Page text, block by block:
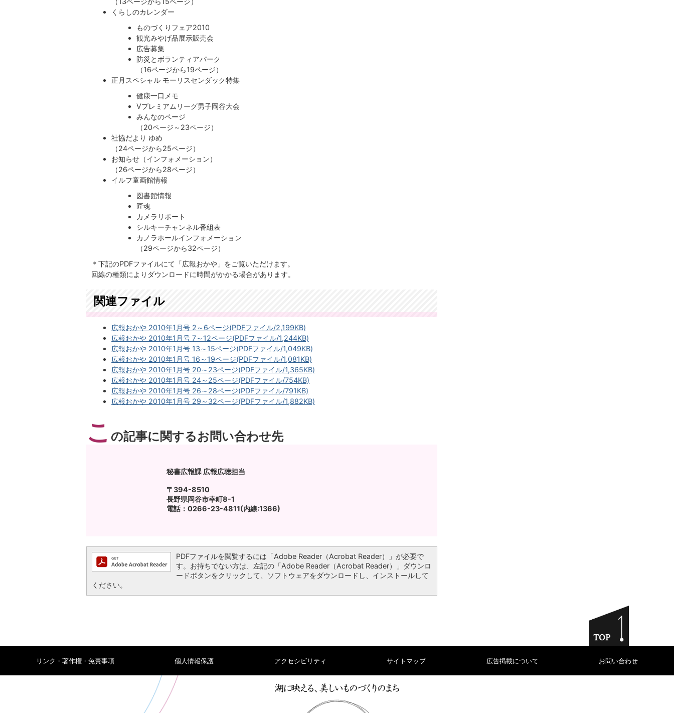
くらしのカレンダー
ものづくりフェア2010
観光みやげ品展示販売会
広告募集
防災とボランティアパーク
（16ページから19ページ）
正月スペシャル モーリスセンダック特集
健康一口メモ
Vプレミアムリーグ男子岡谷大会
みんなのページ
（20ページ～23ページ）
社協だより ゆめ
（24ページから25ページ）
お知らせ（インフォメーション）
​​​​​​​（26ページから28ページ）
イルフ童画館情報
図書館情報
匠魂
カメラリポート
シルキーチャンネル番組表
カノラホールインフォメーション
​​​​​​​（29ページから32ページ）
＊下記のPDFファイルにて「広報おかや」をご覧いただけます。
回線の種類によりダウンロードに時間がかかる場合があります。
関連ファイル
広報おかや 2010年1月号 2～6ページ(PDFファイル/2,199KB)
広報おかや 2010年1月号 7～12ページ(PDFファイル/1,244KB)
広報おかや 2010年1月号 13～15ページ(PDFファイル/1,049KB)
広報おかや 2010年1月号 16～19ページ(PDFファイル/1,081KB)
広報おかや 2010年1月号 20～23ページ(PDFファイル/1,365KB)
広報おかや 2010年1月号 24～25ページ(PDFファイル/754KB)
広報おかや 2010年1月号 26～28ページ(PDFファイル/791KB)
広報おかや 2010年1月号 29～32ページ(PDFファイル/1,882KB)
こ の記事に関するお問い合わせ先
秘書広報課 広報広聴担当
〒394-8510
長野県岡谷市幸町8-1
電話：0266-23-4811(内線:1366)
PDFファイルを閲覧するには「Adobe Reader（Acrobat Reader）」が必要で
す。お持ちでない方は、左記の「Adobe Reader（Acrobat Reader）」ダウンロ
ードボタンをクリックして、ソフトウェアをダウンロードし、インストールして
ください。
リンク・著作権・免責事項 個人情報保護 アクセシビリティ サイトマップ 広告掲載について お問い合わせ